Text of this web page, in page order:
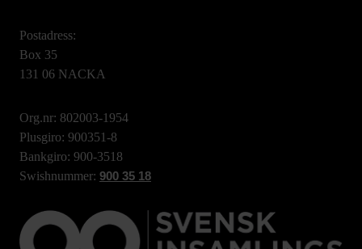
Postadress:
Box 35
131 06 NACKA
Org.nr: 802003-1954
Plusgiro: 900351-8
Bankgiro: 900-3518
Swishnummer: 900 35 18